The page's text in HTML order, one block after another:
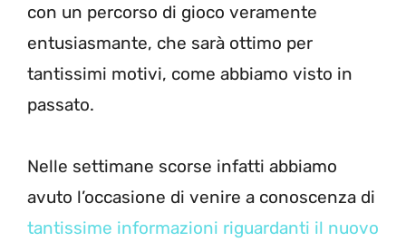
con un percorso di gioco veramente
entusiasmante, che sarà ottimo per
tantissimi motivi, come abbiamo visto in
passato.
Nelle settimane scorse infatti abbiamo
avuto l’occasione di venire a conoscenza di
tantissime informazioni riguardanti il nuovo